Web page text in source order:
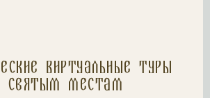
Виртуальные туры
святым местам